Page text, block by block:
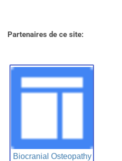
Partenaires de ce site:
Biocranial Osteopathy